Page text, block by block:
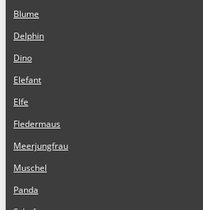
Blume
Delphin
Dino
Elefant
Elfe
Fledermaus
Meerjungfrau
Muschel
Panda